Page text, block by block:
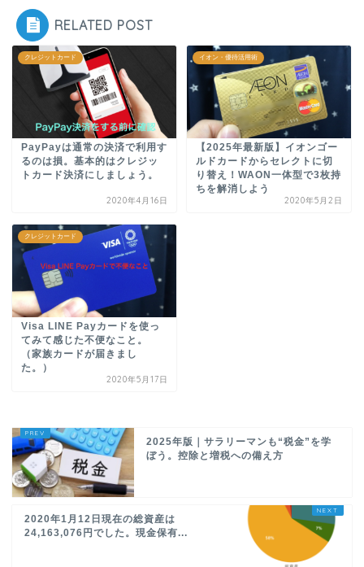
RELATED POST
クレジットカード
PayPayは通常の決済で利用す
るのは損。基本的はクレジッ
トカード決済にしましょう。
2020年4月16日
イオン・優待活用術
【2025年最新版】イオンゴー
ルドカードからセレクトに切
り替え！WAON一体型で3枚持
ちを解消しよう
2020年5月2日
クレジットカード
Visa LINE Payカードを使っ
てみて感じた不便なこと。
（家族カードが届きまし
た。）
2020年5月17日
2025年版｜サラリーマンも“税金”を学
ぼう。控除と増税への備え方
2020年1月12日現在の総資産は
24,163,076円でした。現金保有...